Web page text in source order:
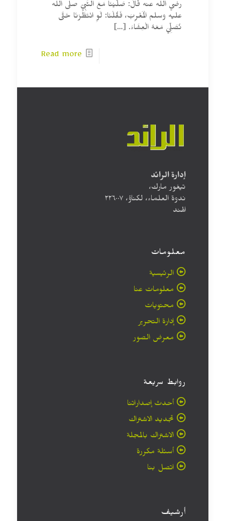
رضي الله عنه قَالَ: صَلَّيْنَا مَعَ النَّبِيِّ صلى الله
عليه وسلم الْمَغْرِبَ، فَقُلْنَا: لَوِ انْتَظَرْنَا حَتَّى
نُصَلِّيَ مَعَهُ الْعِشَاءَ. […]
Read more
إدارة الرائد
تيغور مارك،
ندوة العلماء، لكناؤ، ۲۲٦۰۰۷
الهند
معلومات
الرئيسية
معلومات عنا
محتويات
إدارة التحرير
معرض الصور
روابط سريعة
أحدث إصداراتنا
تجديد الاشتراك
الاشتراك بالمجلة
أسئلة مكررة
اتصل بنا
أرشيف